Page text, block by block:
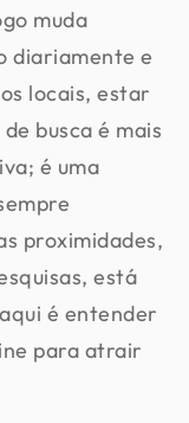
muda
diariamente e
locais, estar
busca é mais
é uma
proximidades,
está
é entender
para atrair